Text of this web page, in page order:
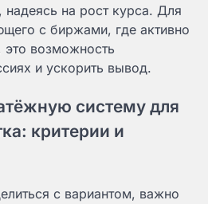
надеясь на рост курса. Для
с биржами, где активно
это возможность
и ускорить вывод.
систему для
критерии и
с вариантом, важно